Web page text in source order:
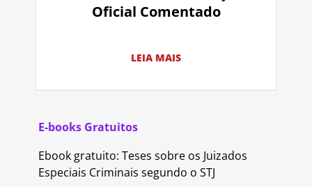
Oficial Comentado
LEIA MAIS
E-books Gratuitos
Ebook gratuito: Teses sobre os Juizados
Especiais Criminais segundo o STJ